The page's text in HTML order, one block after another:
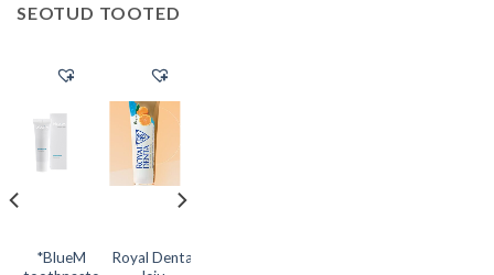
SEOTUD TOOTED
*BlueM
Royal Denta